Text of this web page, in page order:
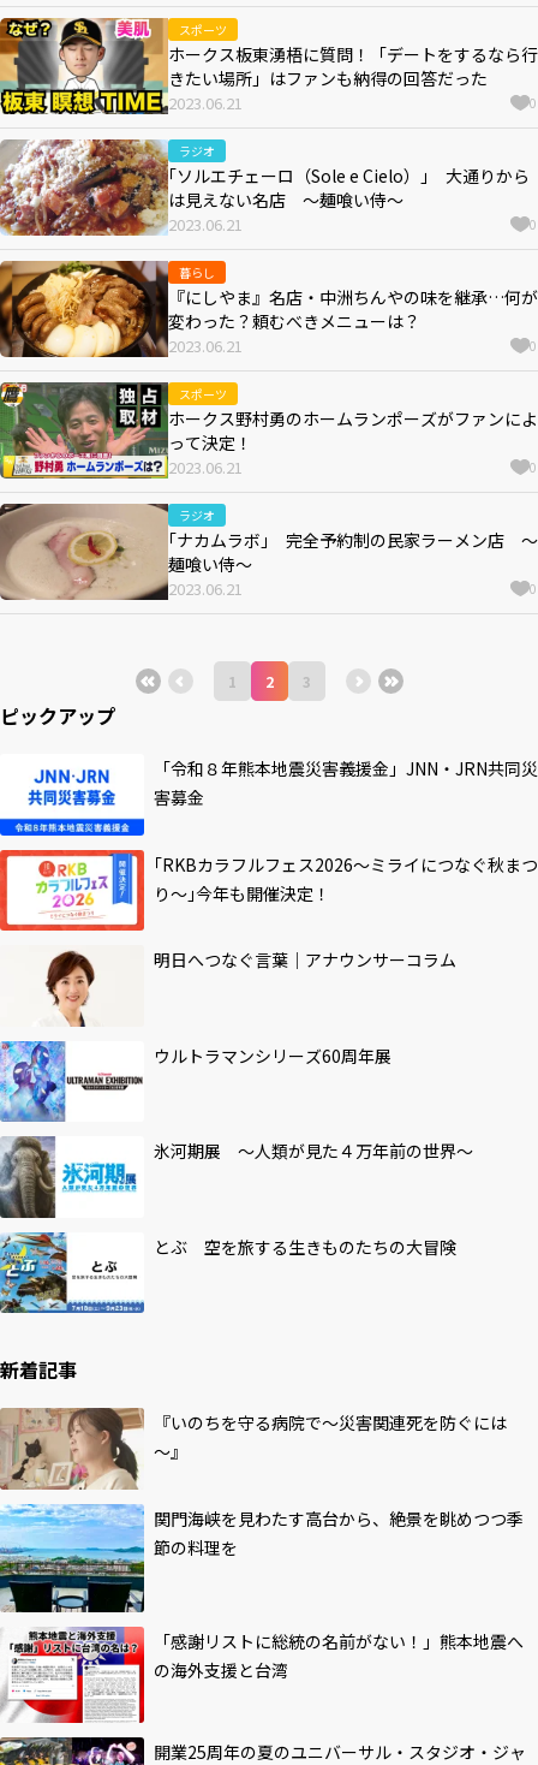
スポーツ
ホークス板東湧梧に質問！「デートをするなら行
きたい場所」はファンも納得の回答だった
2023.06.21 0
ラジオ
｢ソルエチェーロ（Sole e Cielo）｣ 大通りから
は見えない名店 ～麺喰い侍～
2023.06.21 0
暮らし
『にしやま』名店・中洲ちんやの味を継承…何が
変わった？頼むべきメニューは？
2023.06.21 0
スポーツ
ホークス野村勇のホームランポーズがファンによ
って決定！
2023.06.21 0
ラジオ
｢ナカムラボ｣ 完全予約制の民家ラーメン店 ～
麺喰い侍～
2023.06.21 0
1 2 3
ピックアップ
「令和８年熊本地震災害義援金」JNN・JRN共同災
害募金
｢RKBカラフルフェス2026～ミライにつなぐ秋まつ
り～｣今年も開催決定！
明日へつなぐ言葉｜アナウンサーコラム
ウルトラマンシリーズ60周年展
氷河期展 ～人類が見た４万年前の世界～
とぶ 空を旅する生きものたちの大冒険
新着記事
『いのちを守る病院で～災害関連死を防ぐには
～』
関門海峡を見わたす高台から、絶景を眺めつつ季
節の料理を
「感謝リストに総統の名前がない！」熊本地震へ
の海外支援と台湾
開業25周年の夏のユニバーサル・スタジオ・ジャ